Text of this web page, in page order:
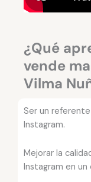
¿Qué
vende
Vilma
Ser un
Instagram.
Mejorar la
Instagram en un